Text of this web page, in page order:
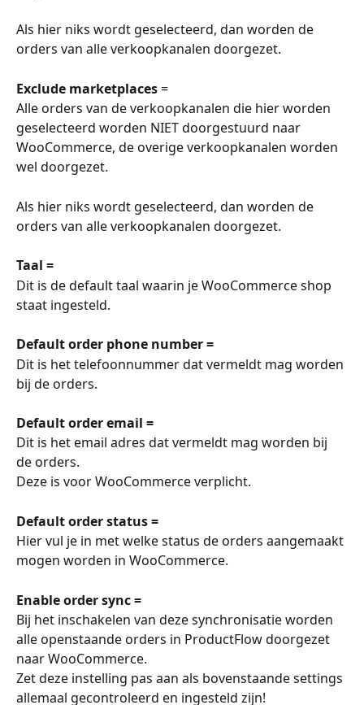
Als hier niks wordt geselecteerd, dan worden de
orders van alle verkoopkanalen doorgezet.
Exclude marketplaces =
Alle orders van de verkoopkanalen die hier worden
geselecteerd worden NIET doorgestuurd naar
WooCommerce, de overige verkoopkanalen worden
wel doorgezet.
Als hier niks wordt geselecteerd, dan worden de
orders van alle verkoopkanalen doorgezet.
Taal =
Dit is de default taal waarin je WooCommerce shop
staat ingesteld.
Default order phone number =
Dit is het telefoonnummer dat vermeldt mag worden
bij de orders.
Default order email =
Dit is het email adres dat vermeldt mag worden bij
de orders.
Deze is voor WooCommerce verplicht.
Default order status =
Hier vul je in met welke status de orders aangemaakt
mogen worden in WooCommerce.
Enable order sync =
Bij het inschakelen van deze synchronisatie worden
alle openstaande orders in ProductFlow doorgezet
naar WooCommerce.
Zet deze instelling pas aan als bovenstaande settings
allemaal gecontroleerd en ingesteld zijn!